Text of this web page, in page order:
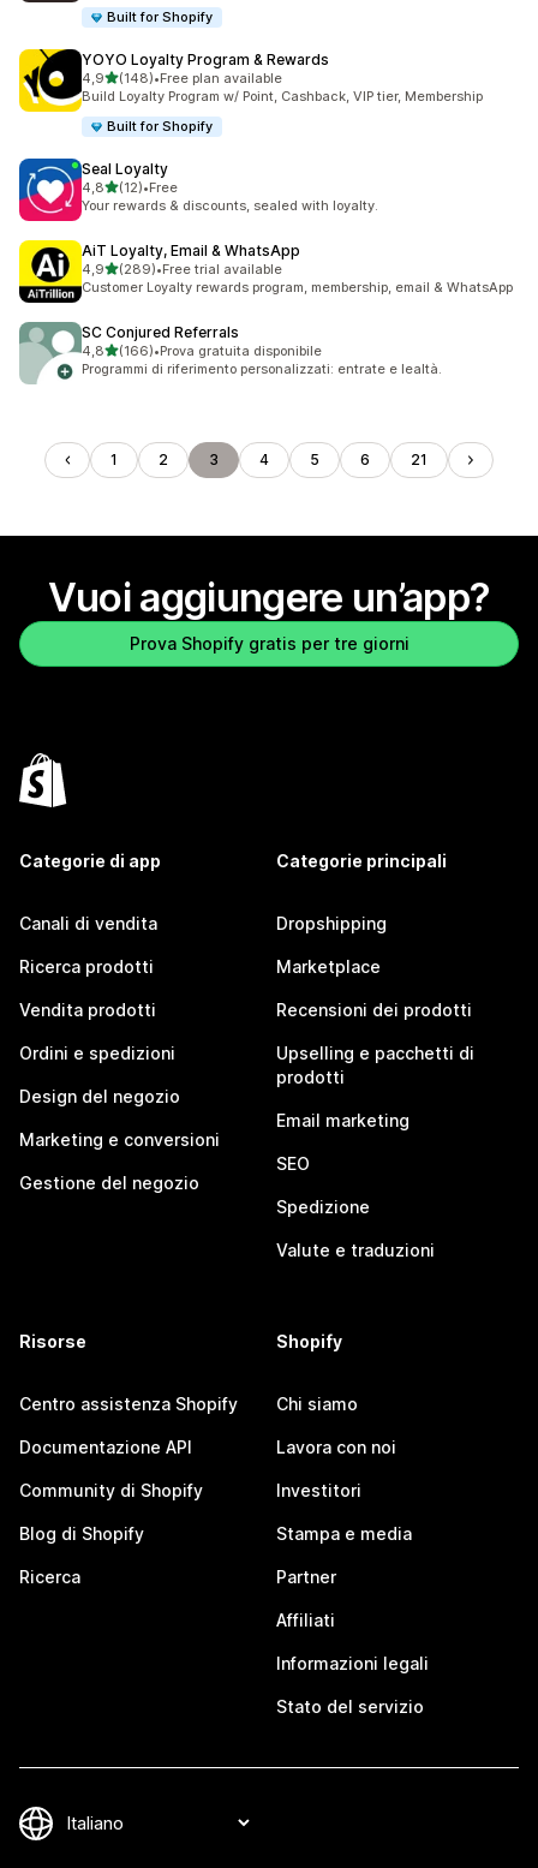
Built for Shopify
YOYO Loyalty Program & Rewards
4,9stelle su 5
(148)
148 recensioni totali
•Free plan available
Build Loyalty Program w/ Point, Cashback, VIP tier, Membership
Built for Shopify
Seal Loyalty
4,8stelle su 5
(12)
12 recensioni totali
•Free
Your rewards & discounts, sealed with loyalty.
AiT Loyalty, Email & WhatsApp
4,9stelle su 5
(289)
289 recensioni totali
•Free trial available
Customer Loyalty rewards program, membership, email & WhatsApp
SC Conjured Referrals
4,8stelle su 5
(166)
166 recensioni totali
•Prova gratuita disponibile
Programmi di riferimento personalizzati: entrate e lealtà.
1 2 3 4 5 6 21
Vuoi aggiungere un’app?
Prova Shopify gratis per tre giorni
Categorie di app
Canali di vendita
Ricerca prodotti
Vendita prodotti
Ordini e spedizioni
Design del negozio
Marketing e conversioni
Gestione del negozio
Categorie principali
Dropshipping
Marketplace
Recensioni dei prodotti
Upselling e pacchetti di
prodotti
Email marketing
SEO
Spedizione
Valute e traduzioni
Risorse
Centro assistenza Shopify
Documentazione API
Community di Shopify
Blog di Shopify
Ricerca
Shopify
Chi siamo
Lavora con noi
Investitori
Stampa e media
Partner
Affiliati
Informazioni legali
Stato del servizio